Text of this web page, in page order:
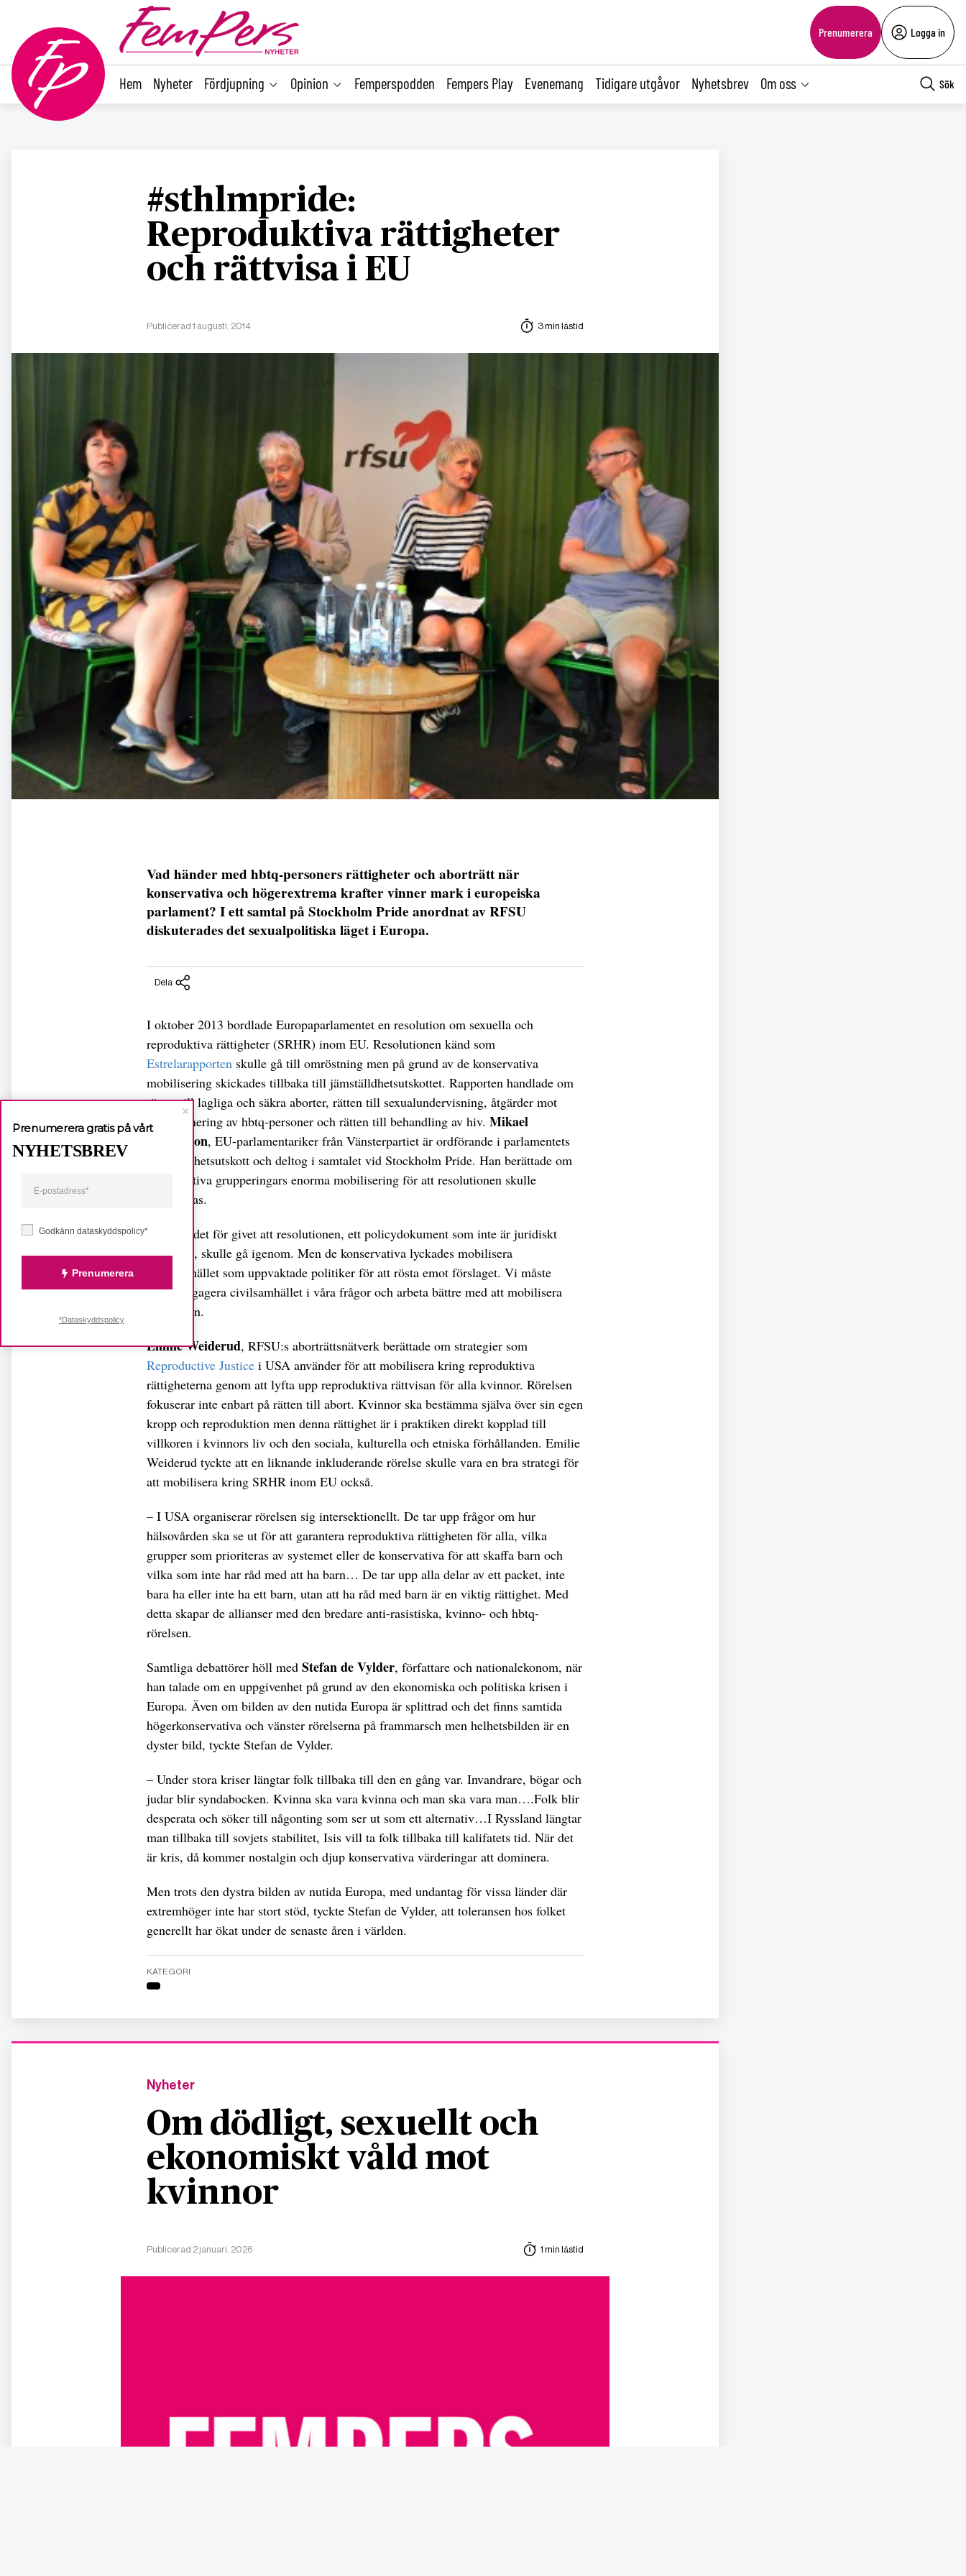
Prenumerera Logga in
Hem Nyheter Fördjupning Opinion Femperspodden Fempers Play Evenemang Tidigare utgåvor Nyhetsbrev Om oss Sök
#sthlmpride:
Reproduktiva rättigheter
och rättvisa i EU
Publicerad 1 augusti, 2014 3 min lästid
Vad händer med hbtq-personers rättigheter och aborträtt när
konservativa och högerextrema krafter vinner mark i europeiska
parlament? I ett samtal på Stockholm Pride anordnat av RFSU
diskuterades det sexualpolitiska läget i Europa.
Dela
I oktober 2013 bordlade Europaparlamentet en resolution om sexuella och
reproduktiva rättigheter (SRHR) inom EU. Resolutionen känd som
Estrelarapporten skulle gå till omröstning men på grund av de konservativa
mobilisering skickades tillbaka till jämställdhetsutskottet. Rapporten handlade om
rätten till lagliga och säkra aborter, rätten till sexualundervisning, åtgärder mot
diskriminering av hbtq-personer och rätten till behandling av hiv. Mikael
Gustafsson, EU-parlamentariker från Vänsterpartiet är ordförande i parlamentets
jämställdhetsutskott och deltog i samtalet vid Stockholm Pride. Han berättade om
konservativa grupperingars enorma mobilisering för att resolutionen skulle
bordläggas.
– Vi tog det för givet att resolutionen, ett policydokument som inte är juridiskt
bindande, skulle gå igenom. Men de konservativa lyckades mobilisera
civilsamhället som uppvaktade politiker för att rösta emot förslaget. Vi måste
också engagera civilsamhället i våra frågor och arbeta bättre med att mobilisera
underifrån.
Emilie Weiderud, RFSU:s aborträttsnätverk berättade om strategier som
Reproductive Justice i USA använder för att mobilisera kring reproduktiva
rättigheterna genom att lyfta upp reproduktiva rättvisan för alla kvinnor. Rörelsen
fokuserar inte enbart på rätten till abort. Kvinnor ska bestämma själva över sin egen
kropp och reproduktion men denna rättighet är i praktiken direkt kopplad till
villkoren i kvinnors liv och den sociala, kulturella och etniska förhållanden. Emilie
Weiderud tyckte att en liknande inkluderande rörelse skulle vara en bra strategi för
att mobilisera kring SRHR inom EU också.
– I USA organiserar rörelsen sig intersektionellt. De tar upp frågor om hur
hälsovården ska se ut för att garantera reproduktiva rättigheten för alla, vilka
grupper som prioriteras av systemet eller de konservativa för att skaffa barn och
vilka som inte har råd med att ha barn… De tar upp alla delar av ett packet, inte
bara ha eller inte ha ett barn, utan att ha råd med barn är en viktig rättighet. Med
detta skapar de allianser med den bredare anti-rasistiska, kvinno- och hbtq-
rörelsen.
Samtliga debattörer höll med Stefan de Vylder, författare och nationalekonom, när
han talade om en uppgivenhet på grund av den ekonomiska och politiska krisen i
Europa. Även om bilden av den nutida Europa är splittrad och det finns samtida
högerkonservativa och vänster rörelserna på frammarsch men helhetsbilden är en
dyster bild, tyckte Stefan de Vylder.
– Under stora kriser längtar folk tillbaka till den en gång var. Invandrare, bögar och
judar blir syndabocken. Kvinna ska vara kvinna och man ska vara man….Folk blir
desperata och söker till någonting som ser ut som ett alternativ…I Ryssland längtar
man tillbaka till sovjets stabilitet, Isis vill ta folk tillbaka till kalifatets tid. När det
är kris, då kommer nostalgin och djup konservativa värderingar att dominera.
Men trots den dystra bilden av nutida Europa, med undantag för vissa länder där
extremhöger inte har stort stöd, tyckte Stefan de Vylder, att toleransen hos folket
generellt har ökat under de senaste åren i världen.
KATEGORI
Nyheter
Om dödligt, sexuellt och
ekonomiskt våld mot
kvinnor
Publicerad 2 januari, 2026 1 min lästid
Godkänn dataskyddspolicy*
Prenumerera
Prenumerera gratis på vårt
NYHETSBREV
*Dataskyddspolicy